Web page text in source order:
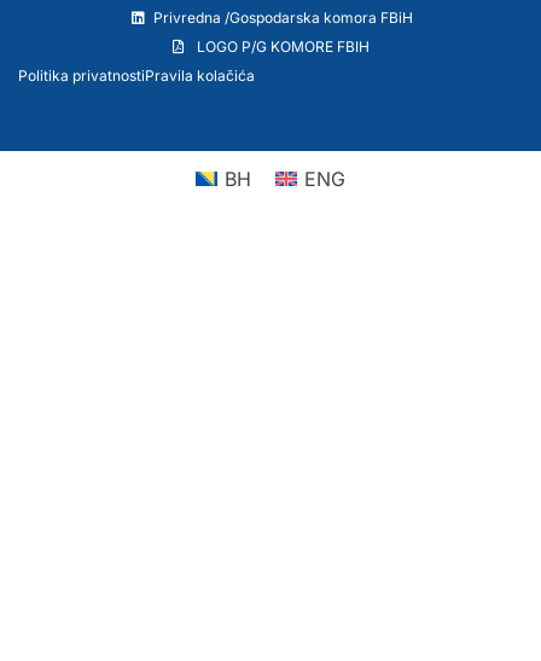
Privredna /Gospodarska komora FBiH
LOGO P/G KOMORE FBIH
Politika privatnostiPravila kolačića
BH ENG